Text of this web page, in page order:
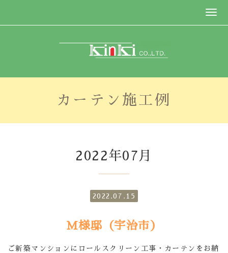
カーテン施工例
2022年07月
2022.07.15
M様邸（宇治市）
ご新築マンションにロールスクリーン工事・カーテンをお納